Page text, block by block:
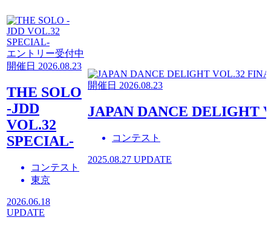
エントリー受付中
開催日 2026.08.23
THE SOLO
-JDD
VOL.32
SPECIAL-
コンテスト
東京
2026.06.18
UPDATE
開催日 2026.08.23
JAPAN DANCE DELIGHT
コンテスト
2025.08.27 UPDATE